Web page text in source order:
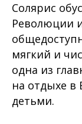
Солярис
Революции
мягкий и
одна из
на отдыхе в
детьми.